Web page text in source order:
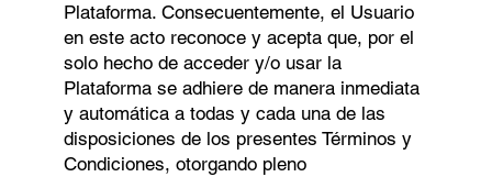
Plataforma. Consecuentemente, el Usuario
en este acto reconoce y acepta que, por el
solo hecho de acceder y/o usar la
Plataforma se adhiere de manera inmediata
y automática a todas y cada una de las
disposiciones de los presentes Términos y
Condiciones, otorgando pleno